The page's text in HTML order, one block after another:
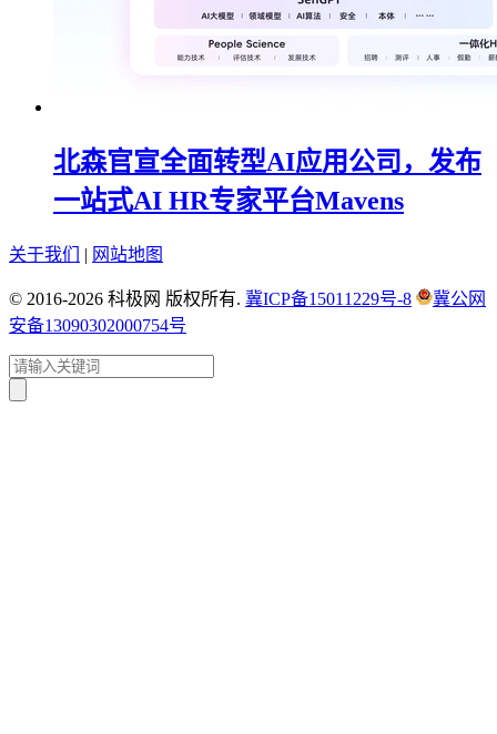
北森官宣全面转型AI应用公司，发布
一站式AI HR专家平台Mavens
关于我们 | 网站地图
© 2016-2026 科极网 版权所有. 冀ICP备15011229号-8
冀公网
安备13090302000754号